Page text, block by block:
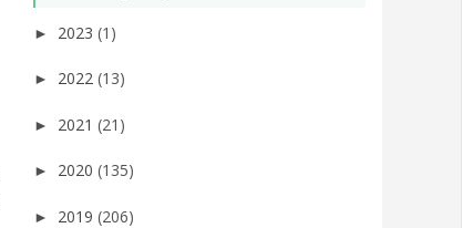
► 2023 (1)
► 2022 (13)
► 2021 (21)
► 2020 (135)
► 2019 (206)